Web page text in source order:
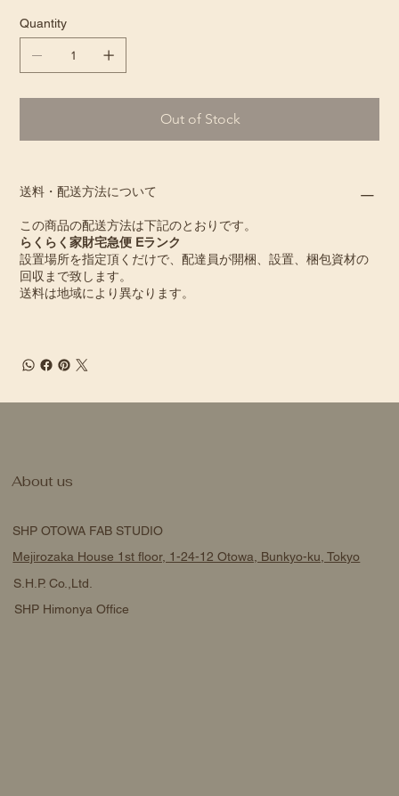
Quantity
Out of Stock
送料・配送方法について
この商品の配送方法は下記のとおりです。
らくらく家財宅急便 Eランク
設置場所を指定頂くだけで、配達員が開梱、設置、梱包資材の
回収まで致します。
送料は地域により異なります。
SHP OTOWA FAB STUDIO
Mejirozaka House 1st floor, 1-24-12 Otowa, Bunkyo-ku, Tokyo
S.H.P. Co.,Ltd.
SHP Himonya Office
About us